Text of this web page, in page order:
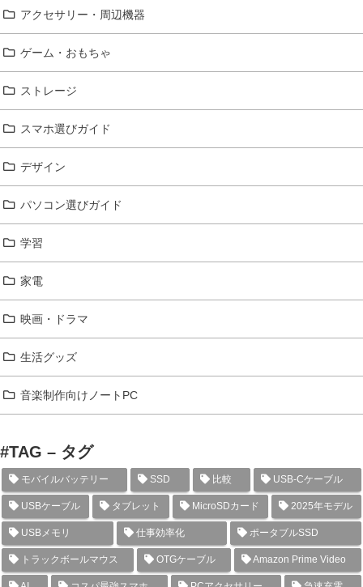
アクセサリー・周辺機器
ゲーム・おもちゃ
ストレージ
スマホ選びガイド
デザイン
パソコン選びガイド
学習
家電
映画・ドラマ
生活グッズ
音楽制作向けノートPC
#TAG – タグ
モバイルバッテリー SSD 比較 USB-Cケーブル
USBケーブル タブレット MicroSDカード 2025年モデル
USBメモリ 仕事効率化 ポータブルSSD
トラックボールマウス OTGケーブル Amazon Prime Video